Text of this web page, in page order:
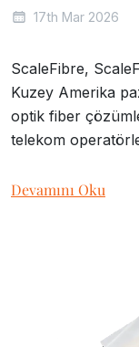
17th Mar 2026
ScaleFibre,
Kuzey Amerika
optik fiber
telekom
Devamını Oku